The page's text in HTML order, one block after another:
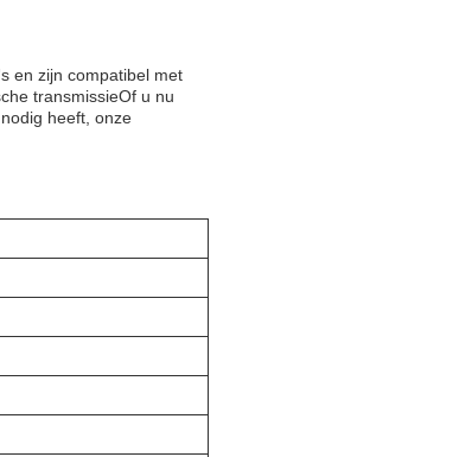
en zijn compatibel met
transmissieOf u nu
heeft, onze